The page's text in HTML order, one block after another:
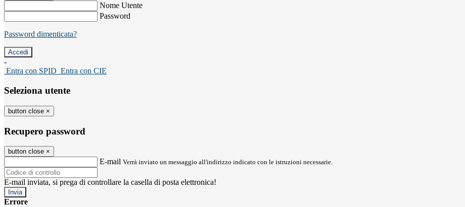
Nome Utente
Password
Password dimenticata?
-
Entra con SPID Entra con CIE
Seleziona utente
button close ×
Recupero password
button close ×
E-mail Verrà inviato un messaggio all'indirizzo indicato con le istruzioni necessarie.
E-mail inviata, si prega di controllare la casella di posta elettronica!
Errore